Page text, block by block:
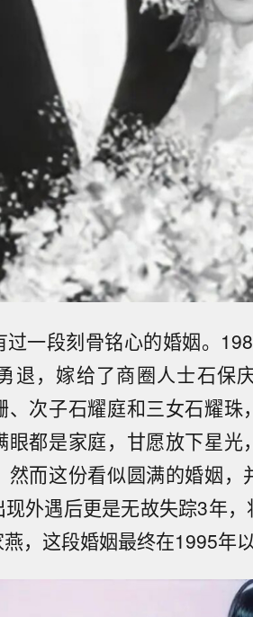
一段刻骨铭心的婚姻。
退，嫁给了商圈人士石保
、次子石耀庭和三女石耀珠
眼都是家庭，甘愿放下星光
然而这份看似圆满的婚姻，
外遇后更是无故失踪3年
，这段婚姻最终在1995年以